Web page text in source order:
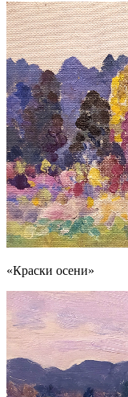
«Краски осени»